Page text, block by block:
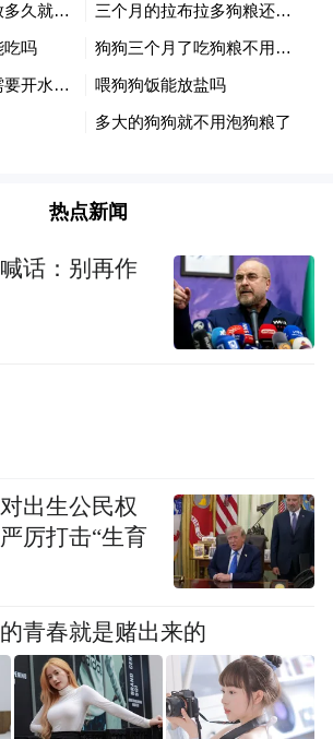
末，全省民营企业贷款余额
以来，人民银行陕西省分行会
财政厅等部门印发《关于做好
间投资项目贷款贴息工作的
合条件的民间投资项目提供3个
万亿元，同比增长11.15%；
额6135.53亿元，同比增长
月末，陕西省各金融机构依托
流信用信息10242笔，促成融资
亿，支持全省50条重点产业链
热点新闻
话：别再作
出生公民权
厉打击“生育
青春就是赌出来的